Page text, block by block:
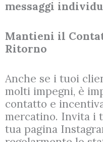
messaggi
Mantieni il
Ritorno
Anche se i tuoi
molti impegni, è
contatto e
mercatino. Invita i
tua pagina